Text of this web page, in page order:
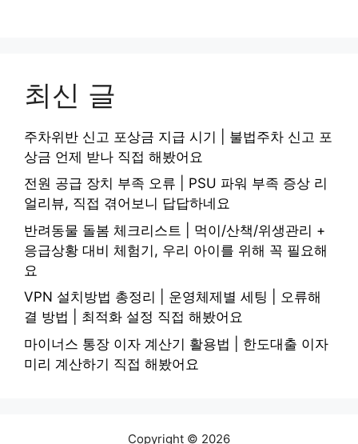
최신 글
주차위반 신고 포상금 지급 시기 | 불법주차 신고 포
상금 언제 받나 직접 해봤어요
전원 공급 장치 부족 오류 | PSU 파워 부족 증상 리
얼리뷰, 직접 겪어보니 답답하네요
반려동물 돌봄 체크리스트 | 먹이/산책/위생관리 +
응급상황 대비 체험기, 우리 아이를 위해 꼭 필요해
요
VPN 설치방법 총정리 | 운영체제별 세팅 | 오류해
결 방법 | 최적화 설정 직접 해봤어요
마이너스 통장 이자 계산기 활용법 | 한도대출 이자
미리 계산하기 직접 해봤어요
Copyright © 2026